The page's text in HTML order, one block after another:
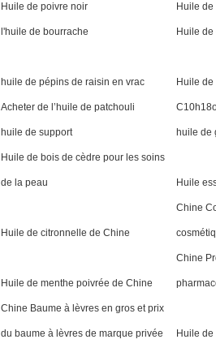
Huile de poivre noir Huile
l'huile de bourrache Huile
huile de pépins de raisin en vrac Huile
Acheter de l’huile de patchouli
huile de support huile de
Huile de bois de cèdre pour les soins
de la peau Huile
Huile de citronnelle de Chine
Chine
Huile de menthe poivrée de Chine
Chine
Chine Baume à lèvres en gros et prix
du baume à lèvres de marque privée Huile